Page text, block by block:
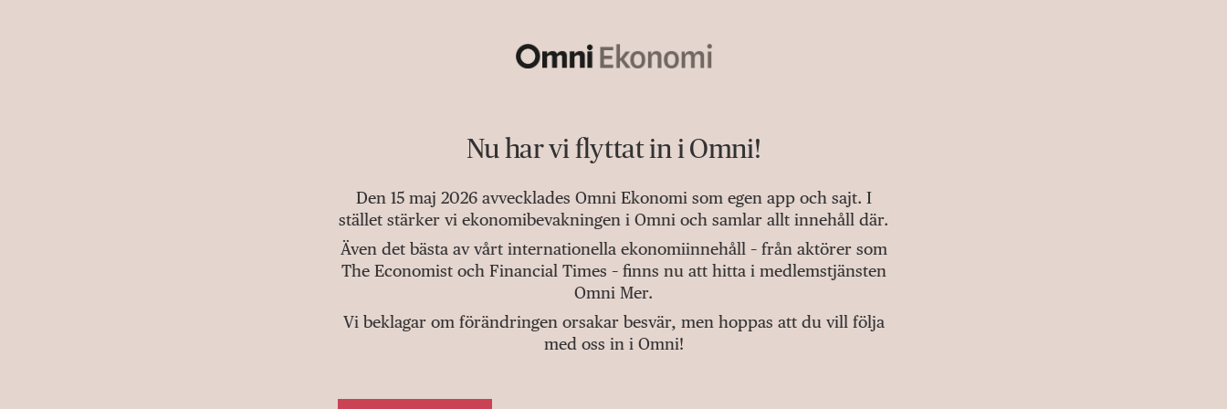
Nu har vi flyttat in i Omni!
Den 15 maj 2026 avvecklades Omni Ekonomi som egen app och sajt. I
stället stärker vi ekonomibevakningen i Omni och samlar allt innehåll där.
Även det bästa av vårt internationella ekonomiinnehåll – från aktörer som
The Economist och Financial Times – finns nu att hitta i medlemstjänsten
Omni Mer.
Vi beklagar om förändringen orsakar besvär, men hoppas att du vill följa
med oss in i Omni!